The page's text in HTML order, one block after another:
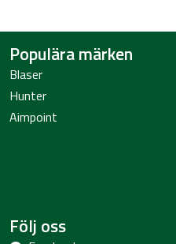
Populära märken
Blaser
Hunter
Aimpoint
Följ oss